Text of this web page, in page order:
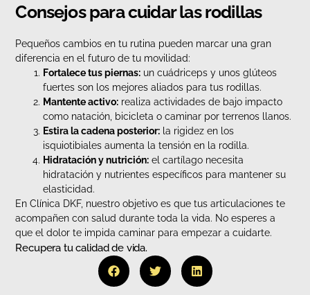
Consejos para cuidar las rodillas
Pequeños cambios en tu rutina pueden marcar una gran
diferencia en el futuro de tu movilidad:
Fortalece tus piernas: un cuádriceps y unos glúteos
fuertes son los mejores aliados para tus rodillas.
Mantente activo: realiza actividades de bajo impacto
como natación, bicicleta o caminar por terrenos llanos.
Estira la cadena posterior: la rigidez en los
isquiotibiales aumenta la tensión en la rodilla.
Hidratación y nutrición: el cartílago necesita
hidratación y nutrientes específicos para mantener su
elasticidad.
En Clínica DKF, nuestro objetivo es que tus articulaciones te
acompañen con salud durante toda la vida. No esperes a
que el dolor te impida caminar para empezar a cuidarte.
Recupera tu calidad de vida.